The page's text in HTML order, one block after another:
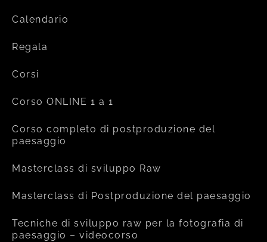
Calendario
Regala
Corsi
Corso ONLINE 1 a 1
Corso completo di postproduzione del
paesaggio
Masterclass di sviluppo Raw
Masterclass di Postproduzione del paesaggio
Tecniche di sviluppo raw per la fotografia di
paesaggio – videocorso